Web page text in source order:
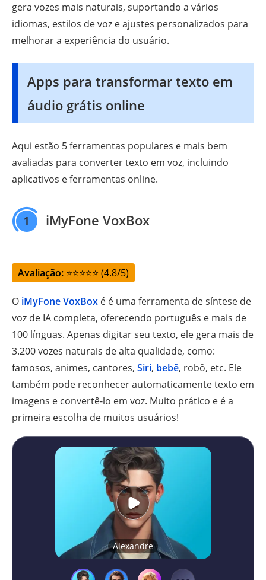
gera vozes mais naturais, suportando a vários
idiomas, estilos de voz e ajustes personalizados para
melhorar a experiência do usuário.
Apps para transformar texto em
áudio grátis online
Aqui estão 5 ferramentas populares e mais bem
avaliadas para converter texto em voz, incluindo
aplicativos e ferramentas online.
1 iMyFone VoxBox
Avaliação: ⭐⭐⭐⭐⭐ (4.8/5)
O iMyFone VoxBox é é uma ferramenta de síntese de
voz de IA completa, oferecendo português e mais de
100 línguas. Apenas digitar seu texto, ele gera mais de
3.200 vozes naturais de alta qualidade, como:
famosos, animes, cantores, Siri, bebê, robô, etc. Ele
também pode reconhecer automaticamente texto em
imagens e convertê-lo em voz. Muito prático e é a
primeira escolha de muitos usuários!
Alexandre